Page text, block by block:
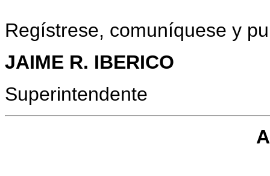
Regístrese, comuníquese y
JAIME R. IBERICO
Superintendente